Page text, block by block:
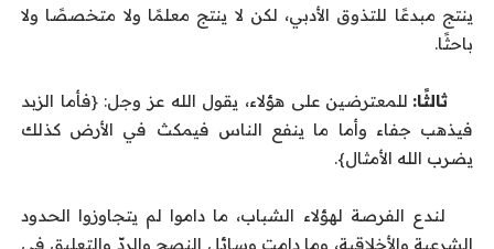
ينتج مبدعًا للتذوق الأدبي، لكن لا ينتج معلمًا ولا متخصصًا ولا
باحثًا.
ثالثًا: للمعترضين على هؤلاء، يقول الله عز وجل: {فأما الزبد
فيذهب جفاء وأما ما ينفع الناس فيمكث في الأرض كذلك
يضرب الله الأمثال}.
لندع الفرصة لهؤلاء الشباب، ما داموا لم يتجاوزوا الحدود
الشرعية والأخلاقية، وما دامت وسائل النصح والردّ والتعليق في